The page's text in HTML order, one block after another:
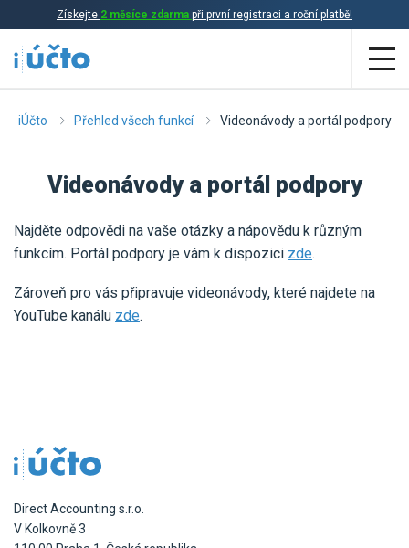
Získejte 2 měsíce zdarma při první registraci a roční platbě!
Aplikace
Daňová evidence
Fakturace
Ceník
Pro živnostníky
VYZKOUŠET ZDARMA
iÚčto Přehled všech funkcí Videonávody a portál podpory
Videonávody a portál podpory
Najděte odpovědi na vaše otázky a nápovědu k různým
funkcím. Portál podpory je vám k dispozici zde.
Zároveň pro vás připravuje videonávody, které najdete na
YouTube kanálu zde.
Direct Accounting s.r.o.
V Kolkovně 3